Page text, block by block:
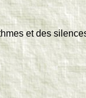
et des